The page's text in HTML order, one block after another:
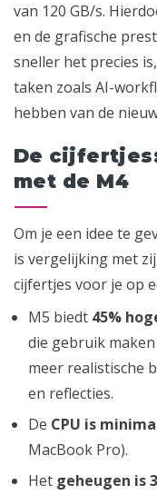
van 120 GB/s.
en de grafische
sneller het precies
taken zoals AI-
hebben van de
De
met de M4
Om je een idee te
is vergelijking met
cijfertjes voor je op
M5 biedt 45%
die gebruik
meer realistische
en reflecties.
De CPU is
MacBook Pro).
Het geheugen is